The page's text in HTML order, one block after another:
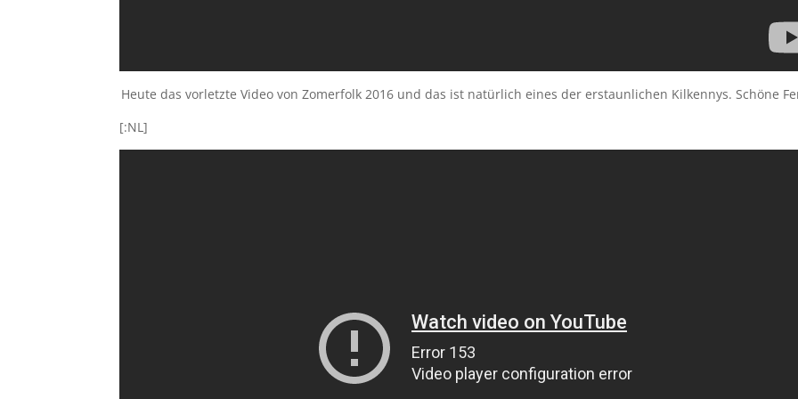
Heute das vorletzte Video von Zomerfolk 2016 und das ist natürlich eines der erstaunlichen Kilkennys. Schöne
[:NL]